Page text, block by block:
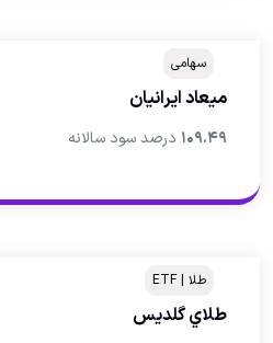
ميعاد ايرانيان
۱۰۹.۴۹ درصد سود سالانه
سهامی
طلاي گلديس
طلا | ETF